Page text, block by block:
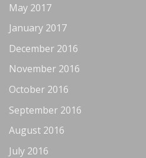
May 2017
January 2017
December 2016
November 2016
October 2016
September 2016
August 2016
July 2016